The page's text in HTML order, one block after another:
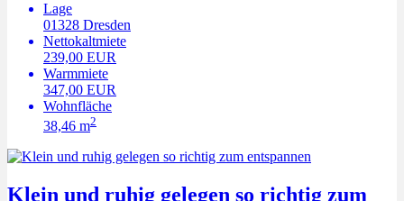
Lage
01328 Dresden
Nettokaltmiete
239,00 EUR
Warmmiete
347,00 EUR
Wohnfläche
38,46 m2
Klein und ruhig gelegen so richtig zum